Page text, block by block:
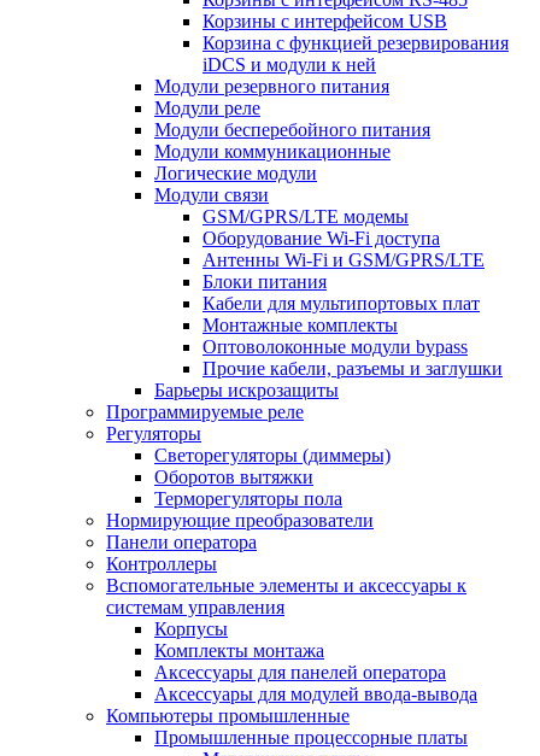
Корзины с интерфейсом USB
Корзина с функцией резервирования
iDCS и модули к ней
Модули резервного питания
Модули реле
Модули бесперебойного питания
Модули коммуникационные
Логические модули
Модули связи
GSM/GPRS/LTE модемы
Оборудование Wi-Fi доступа
Антенны Wi-Fi и GSM/GPRS/LTE
Блоки питания
Кабели для мультипортовых плат
Монтажные комплекты
Оптоволоконные модули bypass
Прочие кабели, разъемы и заглушки
Барьеры искрозащиты
Программируемые реле
Регуляторы
Светорегуляторы (диммеры)
Оборотов вытяжки
Терморегуляторы пола
Нормирующие преобразователи
Панели оператора
Контроллеры
Вспомогательные элементы и аксессуары к
системам управления
Корпусы
Комплекты монтажа
Аксессуары для панелей оператора
Аксессуары для модулей ввода-вывода
Компьютеры промышленные
Промышленные процессорные платы